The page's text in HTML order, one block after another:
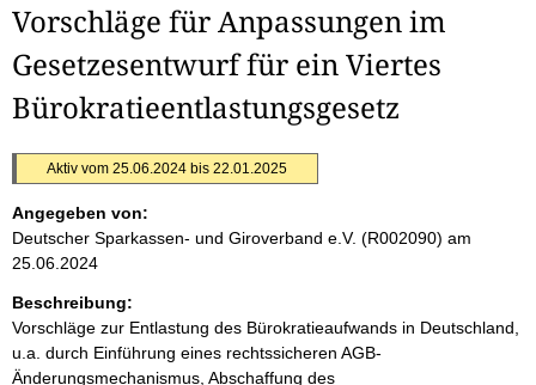
Vorschläge für Anpassungen im
Gesetzesentwurf für ein Viertes
Bürokratieentlastungsgesetz
Aktiv vom 25.06.2024 bis 22.01.2025
Angegeben von:
Deutscher Sparkassen- und Giroverband e.V. (R002090) am
25.06.2024
Beschreibung:
Vorschläge zur Entlastung des Bürokratieaufwands in Deutschland,
u.a. durch Einführung eines rechtssicheren AGB-
Änderungsmechanismus, Abschaffung des